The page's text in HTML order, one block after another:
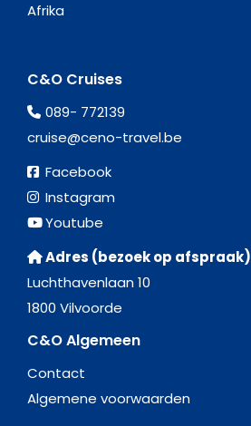
Afrika
C&O Cruises
089- 772139
cruise@ceno-travel.be
Facebook
Instagram
Youtube
Adres (bezoek op afspraak)
Luchthavenlaan 10
1800 Vilvoorde
C&O Algemeen
Contact
Algemene voorwaarden